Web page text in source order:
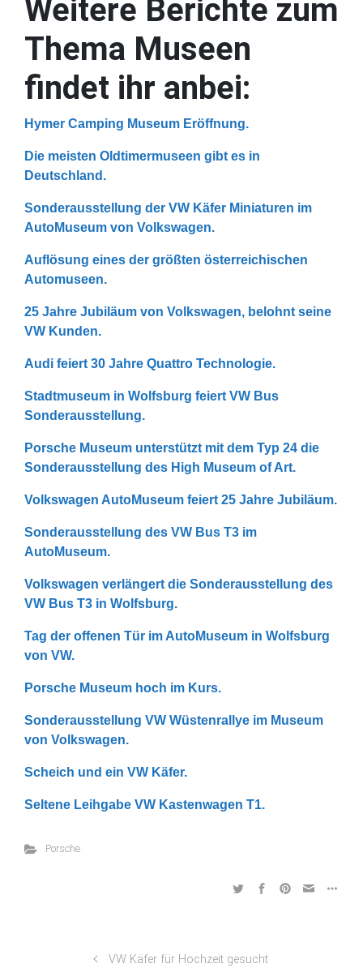
Weitere Berichte zum
Thema Museen
findet ihr anbei:
Hymer Camping Museum Eröffnung.
Die meisten Oldtimermuseen gibt es in
Deutschland.
Sonderausstellung der VW Käfer Miniaturen im
AutoMuseum von Volkswagen.
Auflösung eines der größten österreichischen
Automuseen.
25 Jahre Jubiläum von Volkswagen, belohnt seine
VW Kunden.
Audi feiert 30 Jahre Quattro Technologie.
Stadtmuseum in Wolfsburg feiert VW Bus
Sonderausstellung.
Porsche Museum unterstützt mit dem Typ 24 die
Sonderausstellung des High Museum of Art.
Volkswagen AutoMuseum feiert 25 Jahre Jubiläum.
Sonderausstellung des VW Bus T3 im
AutoMuseum.
Volkswagen verlängert die Sonderausstellung des
VW Bus T3 in Wolfsburg.
Tag der offenen Tür im AutoMuseum in Wolfsburg
von VW.
Porsche Museum hoch im Kurs.
Sonderausstellung VW Wüstenrallye im Museum
von Volkswagen.
Scheich und ein VW Käfer.
Seltene Leihgabe VW Kastenwagen T1.
Porsche
VW Käfer für Hochzeit gesucht